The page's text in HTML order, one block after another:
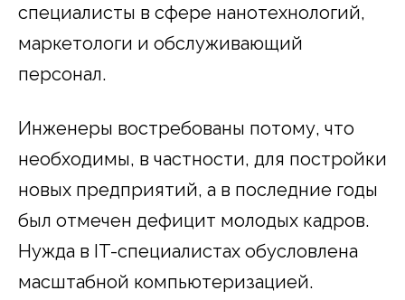
специалисты в сфере нанотехнологий,
маркетологи и обслуживающий
персонал.
Инженеры востребованы потому, что
необходимы, в частности, для постройки
новых предприятий, а в последние годы
был отмечен дефицит молодых кадров.
Нужда в IT-специалистах обусловлена
масштабной компьютеризацией.